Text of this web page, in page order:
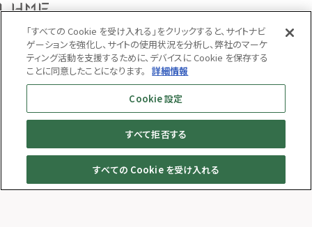
MENSWOMENS
「すべての Cookie を受け入れる」をクリックすると、サイトナビ
ゲーションを強化し、サイトの使用状況を分析し、弊社のマーケ
ティング活動を支援するために、デバイスに Cookie を保存する
ことに同意したことになります。
詳細情報
Cookie 設定
すべて拒否する
すべての Cookie を受け入れる